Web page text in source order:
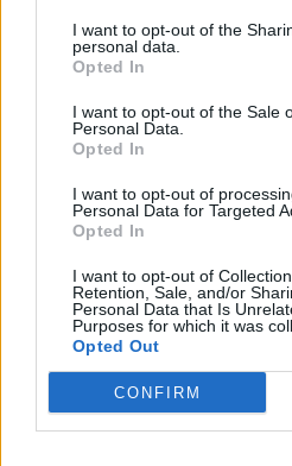
I want to opt-out of the
personal data.
Opted In
I want to opt-out of the Sale
Personal Data.
Opted In
I want to opt-out of
Personal Data for Targeted
Opted In
I want to opt-out of
Retention, Sale, and/or
Personal Data that Is
Purposes for which it was
Opted Out
CONFIRM
Med
5 dager
Bjørn
7 dager